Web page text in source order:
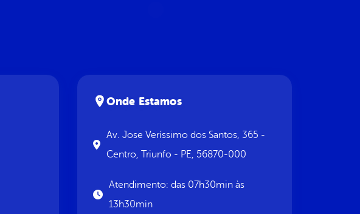
Onde Estamos
Av. Jose Veríssimo dos Santos, 365 -
Centro, Triunfo - PE, 56870-000
Atendimento: das 07h30min às
13h30min